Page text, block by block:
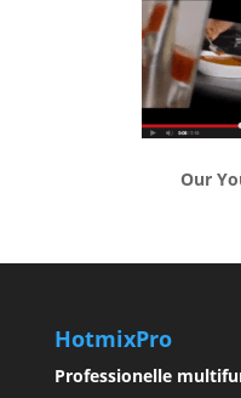
Our
HotmixPro
Professionelle